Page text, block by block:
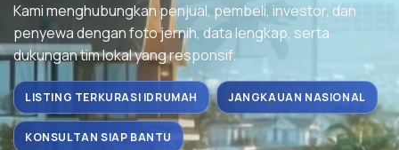
Kami menghubungkan penjual, pembeli, investor, dan
penyewa dengan foto jernih, data lengkap, serta
dukungan tim lokal yang responsif.
LISTING TERKURASI IDRUMAH JANGKAUAN NASIONAL
KONSULTAN SIAP BANTU